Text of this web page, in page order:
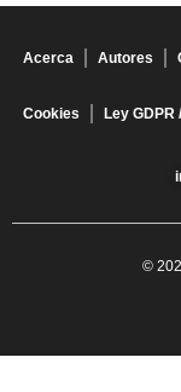
Acerca Autores
Cookies Ley GDPR
©